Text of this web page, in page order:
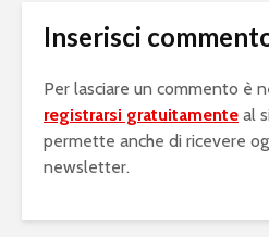
Inserisci
Per lasciare un commento è
registrarsi gratuitamente al
permette anche di ricevere
newsletter.